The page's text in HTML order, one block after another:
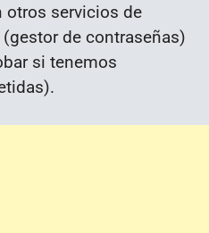
otros servicios de
de contraseñas)
si tenemos